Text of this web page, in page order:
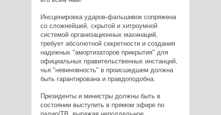
Инсценировка ударов-фальшивок сопряжена
со сложнейшей, скрытой и хитроумной
системой организационных махинаций,
требует абсолютной секретности и создания
надежных "амортизаторов прикрытия" для
официальных правительственных инстанций,
чья "невиновность" в происшедшем должна
быть гарантирована и правдоподобна.
Президенты и министры должны быть в
состоянии выступить в прямом эфире по
радио/ТВ, выражая неподдельное